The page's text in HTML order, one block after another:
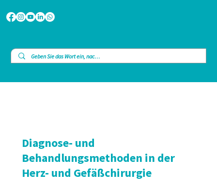
Diagnose- und
Behandlungsmethoden in der
Herz- und Gefäßchirurgie